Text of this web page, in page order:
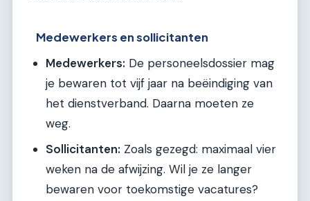
Medewerkers en sollicitanten
Medewerkers: De personeelsdossier mag
je bewaren tot vijf jaar na beëindiging van
het dienstverband. Daarna moeten ze
weg.
Sollicitanten: Zoals gezegd: maximaal vier
weken na de afwijzing. Wil je ze langer
bewaren voor toekomstige vacatures?